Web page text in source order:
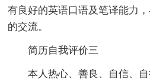
有良好的英语口语及笔译能力
的交流。
简历自我评价三
本人热心、善良、自信、